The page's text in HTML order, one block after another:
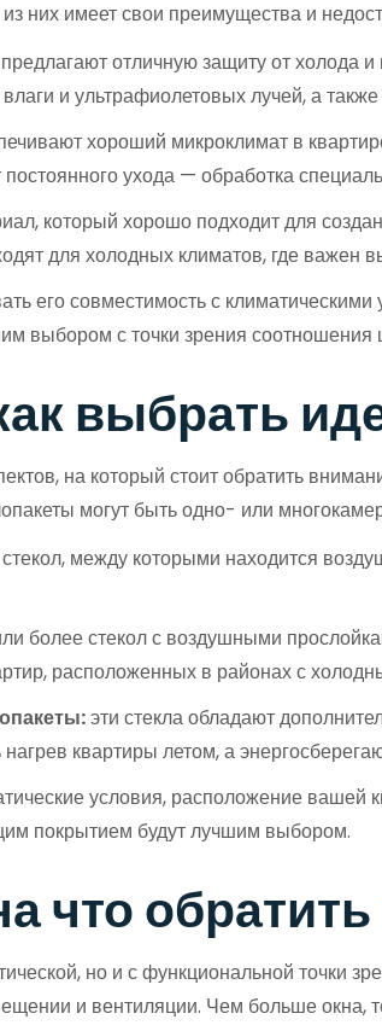
имеет свои преимущества и
отличную защиту от холода
и ультрафиолетовых лучей, а
хороший микроклимат в
ухода — обработка
который хорошо подходит для
для холодных климатов, где важен
его совместимость с
выбором с точки зрения соотношения
выбрать
на который стоит обратить
могут быть одно- или
стекол, между которыми находится
более стекол с воздушными
расположенных в районах с
эти стекла обладают
квартиры летом, а
условия, расположение
покрытием будут лучшим выбором.
что
но и с функциональной точки
и вентиляции. Чем больше окна,